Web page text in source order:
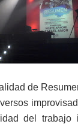
de
del trabajo